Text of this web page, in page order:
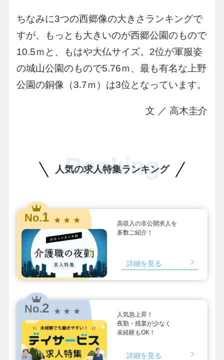
ちなみに3つの西郷像の大きさランキングで
すが、もっとも大きいのが西郷公園のもので
10.5ｍと、もはや大仏サイズ。2位が軍服姿
の城山公園のもので5.76ｍ、最も有名な上野
公園の銅像（3.7ｍ）は3位となっています。
文 ／ 高木圭介
人気の求人特集ランキング
Ranking
No.1 ★ ★ ★
高収入の非公開求人を
多数ご紹介！
詳細を見る
No.2 ★ ★ ★
人気急上昇！
夜勤・残業が少なく
未経験もOK！
詳細を見る